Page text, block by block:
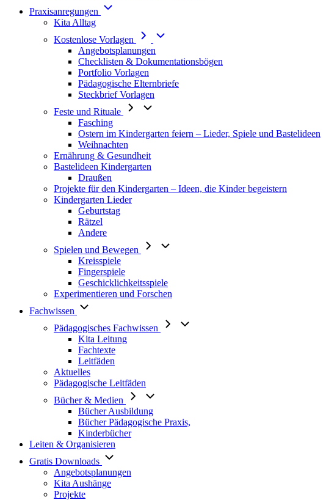
Praxisanregungen
Kita Alltag
Kostenlose Vorlagen
Angebotsplanungen
Checklisten & Dokumentationsbögen
Portfolio Vorlagen
Pädagogische Elternbriefe
Steckbrief Vorlagen
Feste und Rituale
Fasching
Ostern im Kindergarten feiern – Lieder, Spiele und Bastelideen
Weihnachten
Ernährung & Gesundheit
Bastelideen Kindergarten
Draußen
Projekte für den Kindergarten – Ideen, die Kinder begeistern
Kindergarten Lieder
Geburtstag
Rätzel
Andere
Spielen und Bewegen
Kreisspiele
Fingerspiele
Geschicklichkeitsspiele
Experimentieren und Forschen
Fachwissen
Pädagogisches Fachwissen
Kita Leitung
Fachtexte
Leitfäden
Aktuelles
Pädagogische Leitfäden
Bücher & Medien
Bücher Ausbildung
Bücher Pädagogische Praxis,
Kinderbücher
Leiten & Organisieren
Gratis Downloads
Angebotsplanungen
Kita Aushänge
Projekte